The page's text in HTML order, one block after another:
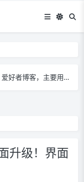
到的资源。大家有啥想法、问题都能来这儿聊，一起琢磨怎么把 pcdn 玩得更顺～
升级！界面